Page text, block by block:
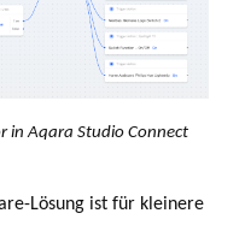
in Aqara Studio Connect
Lösung ist für kleinere